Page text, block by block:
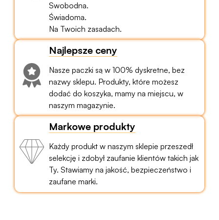
Swobodna.
Świadoma.
Na Twoich zasadach.
Najlepsze ceny
Nasze paczki są w 100% dyskretne, bez
nazwy sklepu. Produkty, które możesz
dodać do koszyka, mamy na miejscu, w
naszym magazynie.
Markowe produkty
Każdy produkt w naszym sklepie przeszedł
selekcję i zdobył zaufanie klientów takich jak
Ty. Stawiamy na jakość, bezpieczeństwo i
zaufane marki.